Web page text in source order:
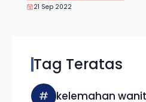
21 Sep 2022
Tag Teratas
# kelemahan